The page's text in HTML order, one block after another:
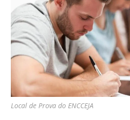
Local de Prova do ENCCEJA